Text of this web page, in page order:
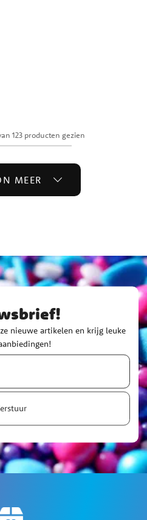
123 producten gezien
MEER
nieuwe artikelen en krijg leuke